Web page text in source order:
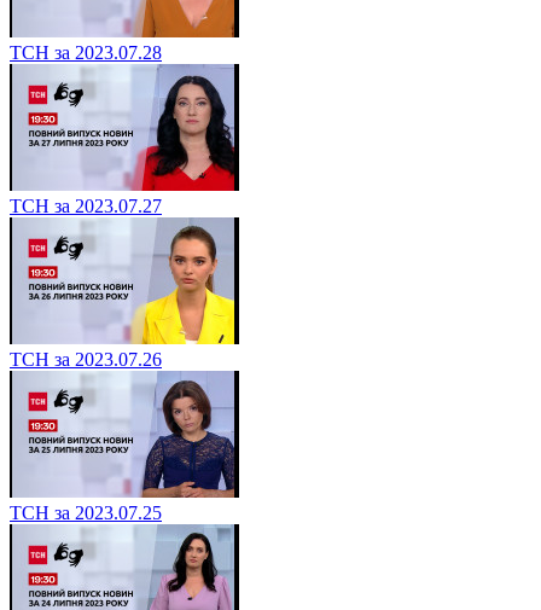
ТСН за 2023.07.28
ТСН за 2023.07.27
ТСН за 2023.07.26
ТСН за 2023.07.25